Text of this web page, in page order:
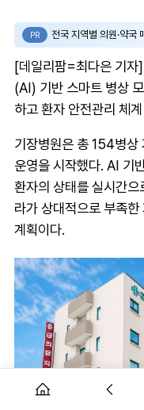
PR 전국 지역별 의원·약국
[데일리팜=최다은 기자
(AI) 기반 스마트 병상
하고 환자 안전관리 체
기장병원은 총 154병상
운영을 시작했다. AI 기
환자의 상태를 실시간
라가 상대적으로 부족
계획이다.